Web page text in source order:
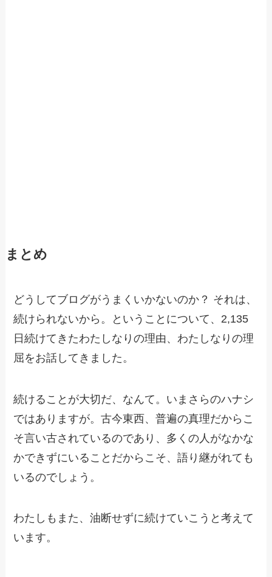
まとめ
どうしてブログがうまくいかないのか？ それは、
続けられないから。ということについて、2,135
日続けてきたわたしなりの理由、わたしなりの理
屈をお話してきました。
続けることが大切だ、なんて。いまさらのハナシ
ではありますが。古今東西、普遍の真理だからこ
そ言い古されているのであり、多くの人がなかな
かできずにいることだからこそ、語り継がれても
いるのでしょう。
わたしもまた、油断せずに続けていこうと考えて
います。